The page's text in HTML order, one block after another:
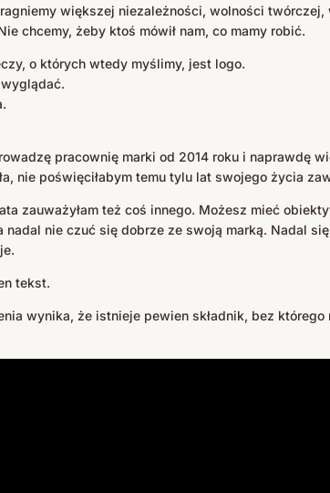
większej niezależności, wolności
chcemy, żeby ktoś mówił nam, co mamy robić.
o których wtedy myślimy, jest logo.
pracownię marki od 2014 roku i naprawdę
nie poświęciłabym temu tylu lat swojego życia
zauważyłam też coś innego. Możesz mieć
nie czuć się dobrze ze swoją marką. Nadal
tekst.
wynika, że istnieje pewien składnik, bez